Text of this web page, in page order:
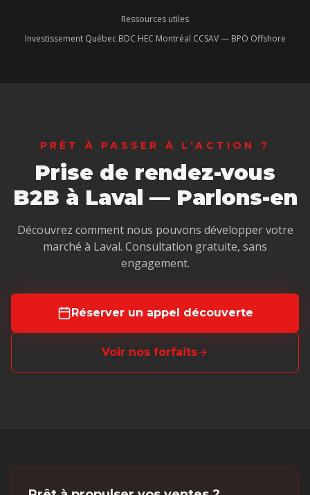
Ressources utiles
Investissement Québec·BDC·HEC Montréal·CCSAV — BPO Offshore
PRÊT À PASSER À L'ACTION ?
Prise de rendez-vous
B2B à Laval — Parlons-en
Découvrez comment nous pouvons développer votre
marché à Laval. Consultation gratuite, sans
engagement.
Réserver un appel découverte
Voir nos forfaits